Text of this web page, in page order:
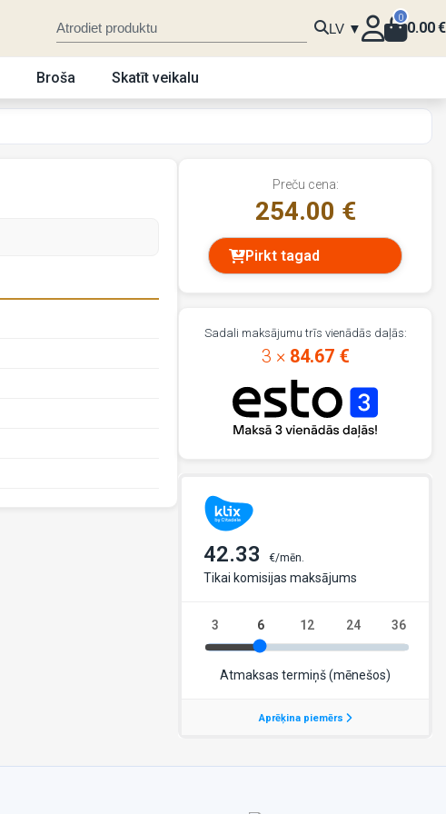
LV ▼
0
0.00€
Broša Skatīt veikalu
Preču cena:
254.00 €
Pirkt tagad
Sadali maksājumu trīs vienādās daļās:
3 × 84.67 €